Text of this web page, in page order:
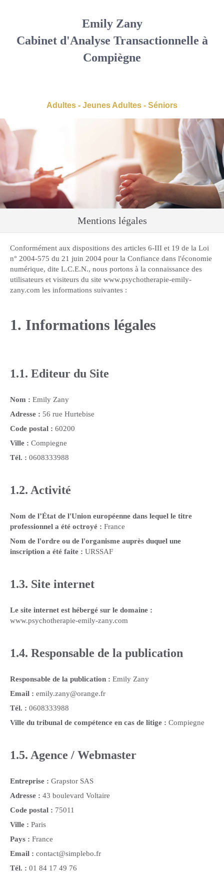
Emily Zany
Cabinet d'Analyse Transactionnelle à
Compiègne
Adultes - Jeunes Adultes - Séniors
Mentions légales
Conformément aux dispositions des articles 6-III et 19 de la Loi
n° 2004-575 du 21 juin 2004 pour la Confiance dans l'économie
numérique, dite L.C.E.N., nous portons à la connaissance des
utilisateurs et visiteurs du site www.psychotherapie-emily-
zany.com les informations suivantes :
1. Informations légales
1.1. Editeur du Site
Nom : Emily Zany
Adresse : 56 rue Hurtebise
Code postal : 60200
Ville : Compiegne
Tél. : 0608333988
1.2. Activité
Nom de l’État de l'Union européenne dans lequel le titre
professionnel a été octroyé : France
Nom de l'ordre ou de l'organisme auprès duquel une
inscription a été faite : URSSAF
1.3. Site internet
Le site internet est hébergé sur le domaine :
www.psychotherapie-emily-zany.com
1.4. Responsable de la publication
Responsable de la publication : Emily Zany
Email : emily.zany@orange.fr
Tél. : 0608333988
Ville du tribunal de compétence en cas de litige : Compiegne
1.5. Agence / Webmaster
Entreprise : Grapstor SAS
Adresse : 43 boulevard Voltaire
Code postal : 75011
Ville : Paris
Pays : France
Email : contact@simplebo.fr
Tél. : 01 84 17 49 76